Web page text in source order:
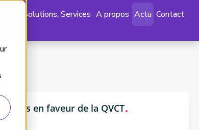
Solutions, Services A propos Actu Contact
Engagés en faveur de la QVCT